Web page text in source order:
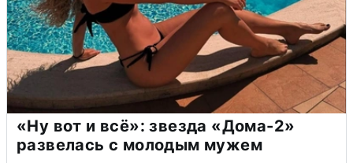
«Ну вот и всё»: звезда «Дома-2»
развелась с молодым мужем